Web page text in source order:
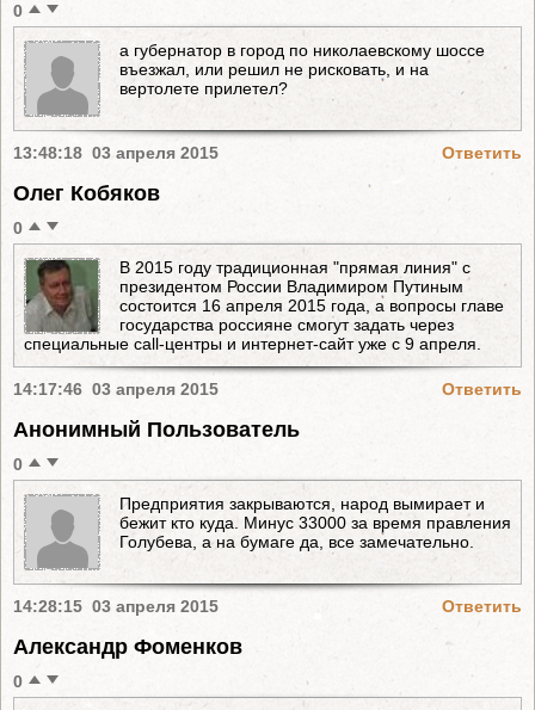
0
а губернатор в город по николаевскому шоссе
въезжал, или решил не рисковать, и на
вертолете прилетел?
13:48:18 03 апреля 2015 Ответить
Олег Кобяков
0
В 2015 году традиционная "прямая линия" с
президентом России Владимиром Путиным
состоится 16 апреля 2015 года, а вопросы главе
государства россияне смогут задать через
специальные call-центры и интернет-сайт уже с 9 апреля.
14:17:46 03 апреля 2015 Ответить
Анонимный Пользователь
0
Предприятия закрываются, народ вымирает и
бежит кто куда. Минус 33000 за время правления
Голубева, а на бумаге да, все замечательно.
14:28:15 03 апреля 2015 Ответить
Александр Фоменков
0